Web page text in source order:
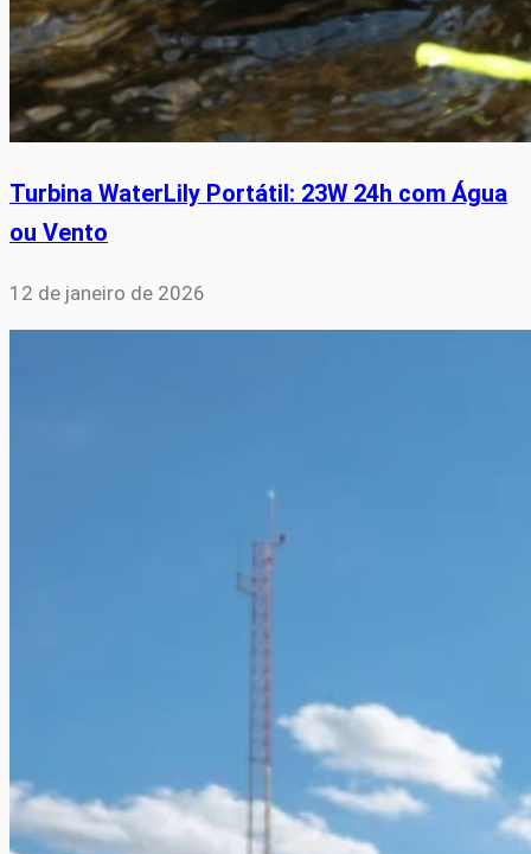
Turbina WaterLily Portátil: 23W 24h com Água
ou Vento
12 de janeiro de 2026